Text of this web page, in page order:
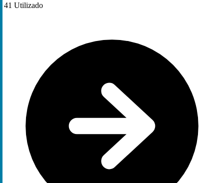
41 Utilizado